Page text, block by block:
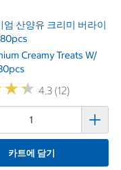
엄 산양유 크리미 버라이
Creamy Treats W/
★★
★★ 4.3 (12)
카트에 담기